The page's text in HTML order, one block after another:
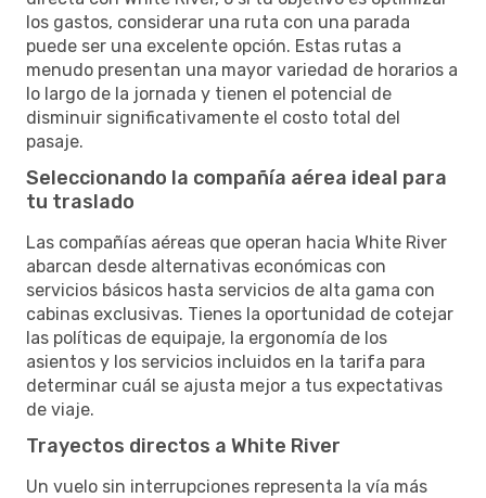
los gastos, considerar una ruta con una parada
puede ser una excelente opción. Estas rutas a
menudo presentan una mayor variedad de horarios a
lo largo de la jornada y tienen el potencial de
disminuir significativamente el costo total del
pasaje.
Seleccionando la compañía aérea ideal para
tu traslado
Las compañías aéreas que operan hacia White River
abarcan desde alternativas económicas con
servicios básicos hasta servicios de alta gama con
cabinas exclusivas. Tienes la oportunidad de cotejar
las políticas de equipaje, la ergonomía de los
asientos y los servicios incluidos en la tarifa para
determinar cuál se ajusta mejor a tus expectativas
de viaje.
Trayectos directos a White River
Un vuelo sin interrupciones representa la vía más